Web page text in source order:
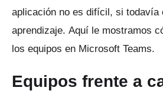
aplicación no es difícil, si todavía
aprendizaje. Aquí le mostramos
los equipos en Microsoft Teams.
Equipos frente a